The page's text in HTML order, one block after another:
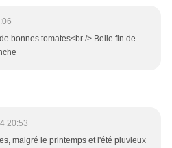
bonnes tomates<br /> Belle fin de
20:53
malgré le printemps et l'été pluvieux